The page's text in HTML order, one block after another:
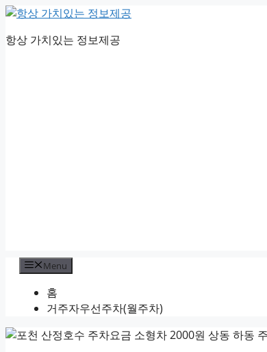
Skip
content
항상 가치있는 정보제공
Menu
홈
거주자우선주차(월주차)